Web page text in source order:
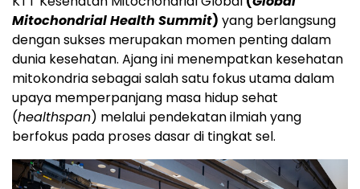
Mitochondrial Health Summit) yang berlangsung
dengan sukses merupakan momen penting dalam
dunia kesehatan. Ajang ini menempatkan kesehatan
mitokondria sebagai salah satu fokus utama dalam
upaya memperpanjang masa hidup sehat
(healthspan) melalui pendekatan ilmiah yang
berfokus pada proses dasar di tingkat sel.